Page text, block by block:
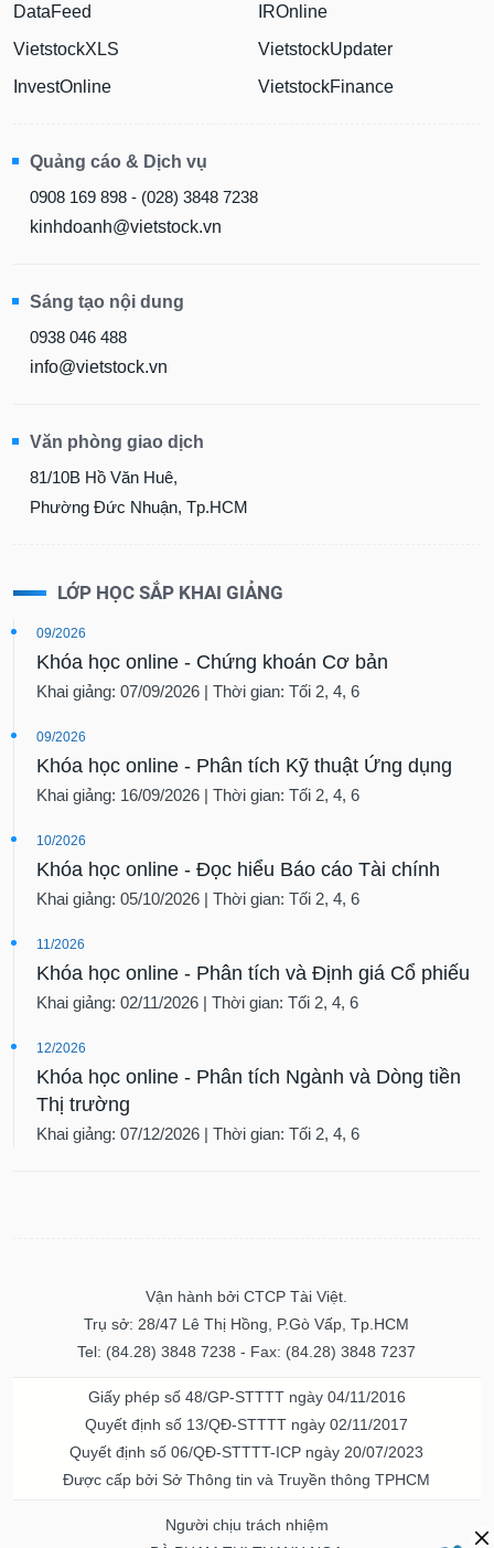
DataFeed
VietstockXLS
InvestOnline
IROnline
VietstockUpdater
VietstockFinance
Quảng cáo & Dịch vụ
0908 169 898 - (028) 3848 7238
kinhdoanh@vietstock.vn
Sáng tạo nội dung
0938 046 488
info@vietstock.vn
Văn phòng giao dịch
81/10B Hồ Văn Huê,
Phường Đức Nhuận, Tp.HCM
LỚP HỌC SẮP KHAI GIẢNG
09/2026
Khóa học online - Chứng khoán Cơ bản
Khai giảng: 07/09/2026 | Thời gian: Tối 2, 4, 6
09/2026
Khóa học online - Phân tích Kỹ thuật Ứng dụng
Khai giảng: 16/09/2026 | Thời gian: Tối 2, 4, 6
10/2026
Khóa học online - Đọc hiểu Báo cáo Tài chính
Khai giảng: 05/10/2026 | Thời gian: Tối 2, 4, 6
11/2026
Khóa học online - Phân tích và Định giá Cổ phiếu
Khai giảng: 02/11/2026 | Thời gian: Tối 2, 4, 6
12/2026
Khóa học online - Phân tích Ngành và Dòng tiền
Thị trường
Khai giảng: 07/12/2026 | Thời gian: Tối 2, 4, 6
Vận hành bởi CTCP Tài Việt.
Trụ sở: 28/47 Lê Thị Hồng, P.Gò Vấp, Tp.HCM
Tel: (84.28) 3848 7238 - Fax: (84.28) 3848 7237
Giấy phép số 48/GP-STTTT ngày 04/11/2016
Quyết định số 13/QĐ-STTTT ngày 02/11/2017
Quyết định số 06/QĐ-STTTT-ICP ngày 20/07/2023
Được cấp bởi Sở Thông tin và Truyền thông TPHCM
Người chịu trách nhiệm